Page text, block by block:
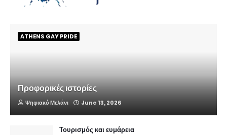
ATHENS GAY PRIDE
Προφορικές ιστορίες
Ψηφιακό Μελάνι June 13, 2026
Τουρισμός και ευμάρεια